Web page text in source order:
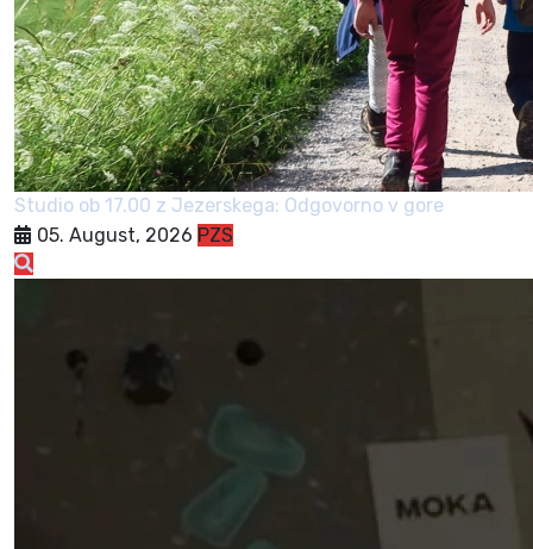
Studio ob 17.00 z Jezerskega: Odgovorno v gore
05. August, 2026 PZS